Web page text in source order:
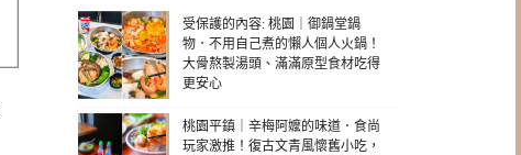
受保護的內容: 桃園｜御鍋堂鍋
物．不用自己煮的懶人個人火鍋！
大骨熬製湯頭、滿滿原型食材吃得
更安心
桃園平鎮｜辛梅阿嬤的味道．食尚
玩家激推！復古文青風懷舊小吃，